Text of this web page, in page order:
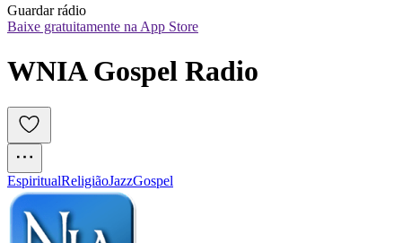
Guardar rádio
Baixe gratuitamente na App Store
WNIA Gospel Radio
EspiritualReligiãoJazzGospel